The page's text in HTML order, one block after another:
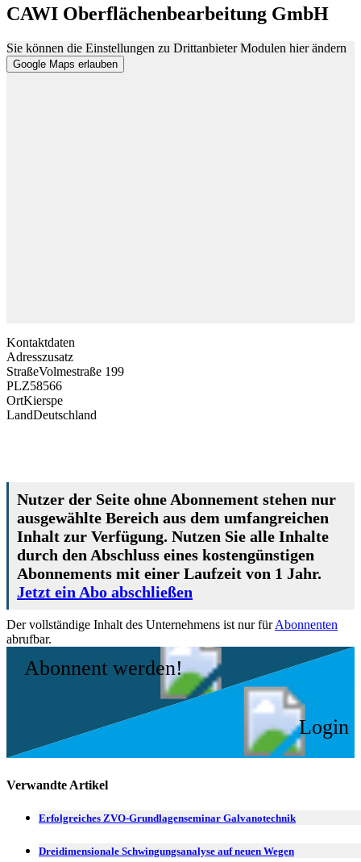
CAWI Oberflächenbearbeitung GmbH
Sie können die Einstellungen zu Drittanbieter Modulen hier ändern
Google Maps erlauben
Kontaktdaten
Adresszusatz
StraßeVolmestraße 199
PLZ58566
OrtKierspe
LandDeutschland
Nutzer der Seite ohne Abonnement stehen nur
ausgewählte Bereich aus dem umfangreichen
Inhalt zur Verfügung. Nutzen Sie alle Inhalte
durch den Abschluss eines kostengünstigen
Abonnements mit einer Laufzeit von 1 Jahr.
Jetzt ein Abo abschließen
Der vollständige Inhalt des Unternehmens ist nur fürAbonnenten
abrufbar.
Abonnent werden!
Login
Verwandte Artikel
Erfolgreiches ZVO-Grundlagenseminar Galvanotechnik
Dreidimensionale Schwingungsanalyse auf neuen Wegen